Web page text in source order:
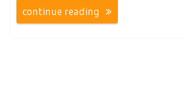
continue reading